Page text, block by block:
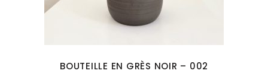
BOUTEILLE EN GRÈS NOIR – 002